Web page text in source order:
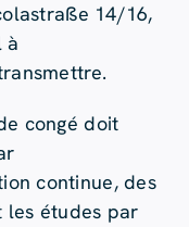
14/16,
à
congé doit
continue, des
les études par